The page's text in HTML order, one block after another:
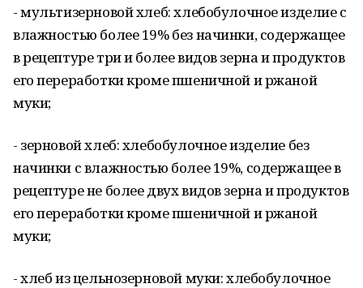
- мультизерновой хлеб: хлебобулочное изделие с
влажностью более 19% без начинки, содержащее
в рецептуре три и более видов зерна и продуктов
его переработки кроме пшеничной и ржаной
муки;
- зерновой хлеб: хлебобулочное изделие без
начинки с влажностью более 19%, содержащее в
рецептуре не более двух видов зерна и продуктов
его переработки кроме пшеничной и ржаной
муки;
- хлеб из цельнозерновой муки: хлебобулочное